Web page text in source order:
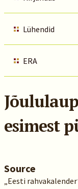
Lühendid
ERA
esimest
Source
„Eesti